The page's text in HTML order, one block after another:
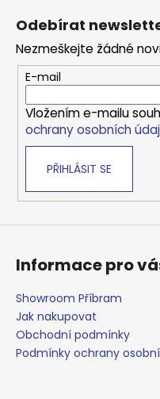
Odebírat
Nezmeškejte žádné
E-mail
Vložením e-mailu
ochrany osobních
PŘIHLÁSIT SE
Informace pro
Showroom Příbram
Jak nakupovat
Obchodní podmínky
Podmínky ochrany